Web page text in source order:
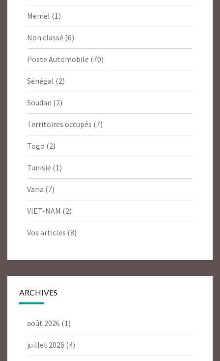
Memel (1)
Non classé (6)
Poste Automobile (70)
Sénégal (2)
Soudan (2)
Territoires occupés (7)
Togo (2)
Tunisie (1)
Varia (7)
VIET-NAM (2)
Vos articles (8)
ARCHIVES
août 2026 (1)
juillet 2026 (4)